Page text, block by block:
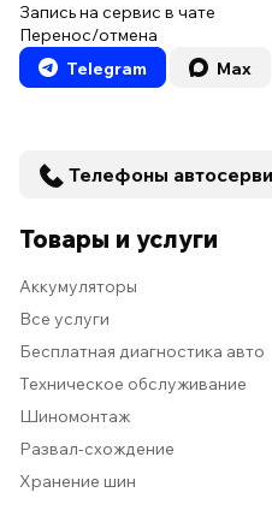
Запись на сервис в чате
Перенос/отмена
Telegram
Max
Телефоны
Товары и услуги
Аккумуляторы
Все услуги
Бесплатная диагностика авто
Техническое обслуживание
Шиномонтаж
Развал-схождение
Хранение шин